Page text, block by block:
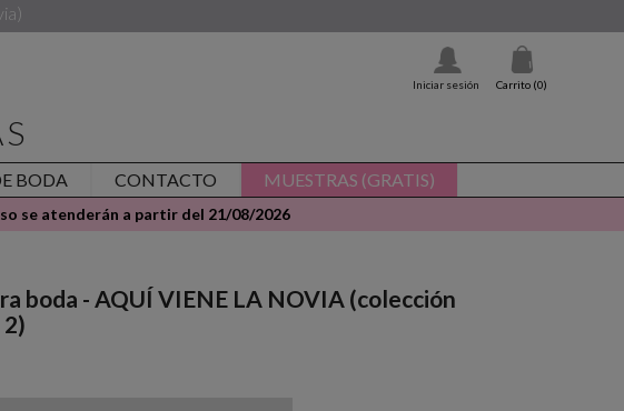
Iniciar sesión Carrito (0)
BODA CONTACTO MUESTRAS (GRATIS)
se atenderán a partir del 21/08/2026
boda - AQUÍ VIENE LA NOVIA (colección